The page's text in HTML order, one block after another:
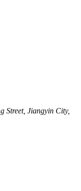
Street, Jiangyin City,